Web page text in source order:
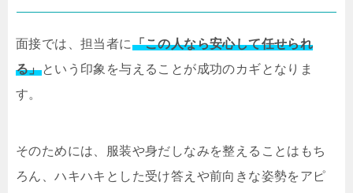
面接では、担当者に「この人なら安心して任せられ
る」という印象を与えることが成功のカギとなりま
す。
そのためには、服装や身だしなみを整えることはもち
ろん、ハキハキとした受け答えや前向きな姿勢をアピ